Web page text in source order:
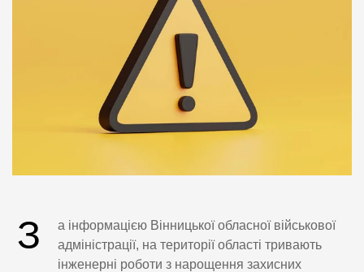
З
а інформацією Вінницької обласної військової
адміністрації, на території області тривають
інженерні роботи з нарощення захисних